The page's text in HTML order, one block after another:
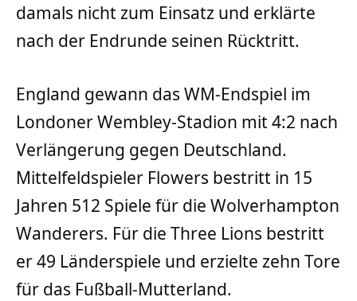
damals nicht zum Einsatz und erklärte
nach der Endrunde seinen Rücktritt.
England gewann das WM-Endspiel im
Londoner Wembley-Stadion mit 4:2 nach
Verlängerung gegen Deutschland.
Mittelfeldspieler Flowers bestritt in 15
Jahren 512 Spiele für die Wolverhampton
Wanderers. Für die Three Lions bestritt
er 49 Länderspiele und erzielte zehn Tore
für das Fußball-Mutterland.